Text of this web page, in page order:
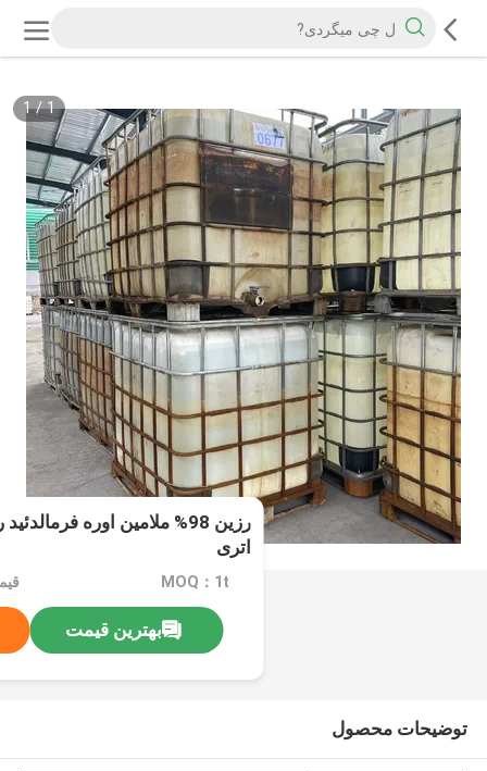
1
/
1
رزین 98% ملامین اوره
اتری
MOQ：1t
بهترین قیمت
توضیحات محصول